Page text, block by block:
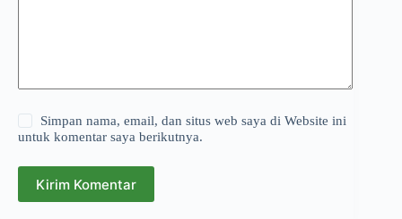
Simpan nama, email, dan situs web saya di Website ini
untuk komentar saya berikutnya.
Kirim Komentar